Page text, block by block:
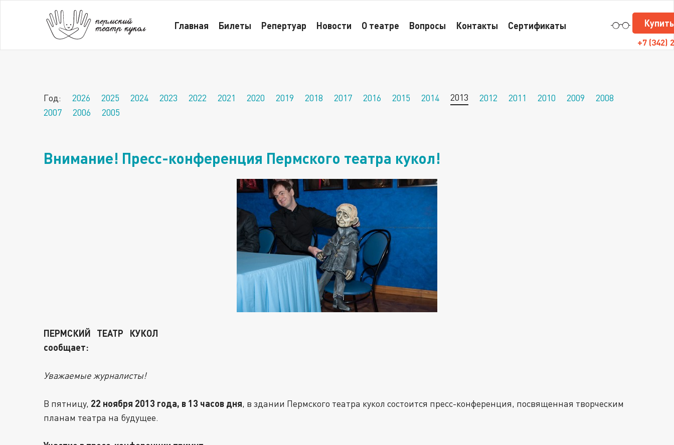
Главная Билеты Репертуар Новости О театре Вопросы Контакты Сертификаты
+7 (342)
Главная
Год: 2026 2025 2024 2023 2022 2021 2020 2019 2018 2017 2016 2015 2014 2013 2012 2011 2010 2009
2008
2007
2006 2005
Внимание! Пресс-конференция Пермского театра кукол!
ПЕРМСКИЙ ТЕАТР КУКОЛ
сообщает:
Уважаемые журналисты!
В пятницу, 22 ноября 2013 года, в 13 часов дня, в здании Пермского театра кукол состоится пресс-конференция, посвященная творческим
планам театра на будущее.